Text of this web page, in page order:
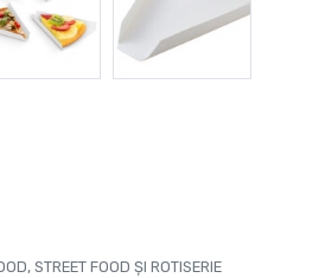
STREET FOOD ȘI ROTISERIE